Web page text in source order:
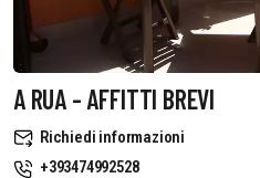
A RUA - AFFITTI BREVI
Richiedi informazioni
+393474992528